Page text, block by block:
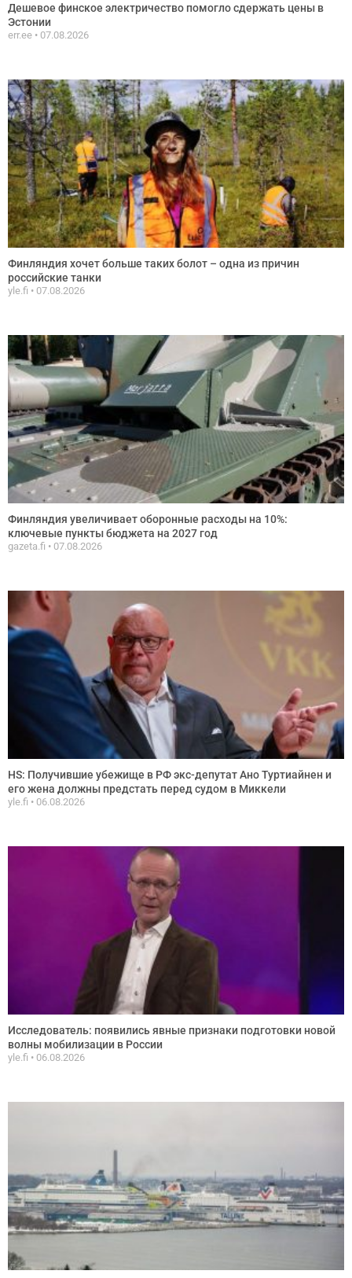
Дешевое финское электричество помогло сдержать цены в
Эстонии
err.ee 07.08.2026
Финляндия хочет больше таких болот – одна из причин
российские танки
yle.fi 07.08.2026
Финляндия увеличивает оборонные расходы на 10%:
ключевые пункты бюджета на 2027 год
gazeta.fi 07.08.2026
HS: Получившие убежище в РФ экс-депутат Ано Туртиайнен и
его жена должны предстать перед судом в Миккели
yle.fi 06.08.2026
Исследователь: появились явные признаки подготовки новой
волны мобилизации в России
yle.fi 06.08.2026